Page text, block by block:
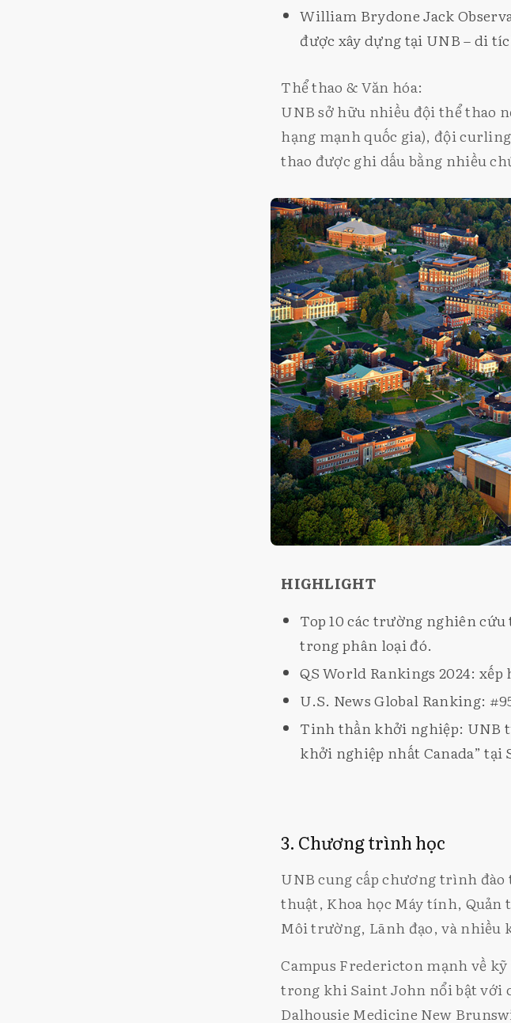
William Brydone Jack
được xây dựng tại UNB – di
Thể thao & Văn hóa:
UNB sở hữu nhiều đội thể thao
hạng mạnh quốc gia), đội
thao được ghi dấu bằng nhiều
HIGHLIGHT
Top 10 các trường nghiên
trong phân loại đó.
QS World Rankings 2024: xếp
U.S. News Global Ranking:
Tinh thần khởi nghiệp: UNB
khởi nghiệp nhất Canada” tại
3. Chương trình học
UNB cung cấp chương trình
thuật, Khoa học Máy tính,
Môi trường, Lãnh đạo, và nhiều
Campus Fredericton mạnh về
trong khi Saint John nổi bật
Dalhousie Medicine New